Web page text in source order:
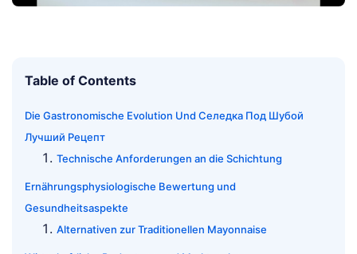
Table of Contents
Die Gastronomische Evolution Und Селедка Под Шубой
Лучший Рецепт
Technische Anforderungen an die Schichtung
Ernährungsphysiologische Bewertung und
Gesundheitsaspekte
Alternativen zur Traditionellen Mayonnaise